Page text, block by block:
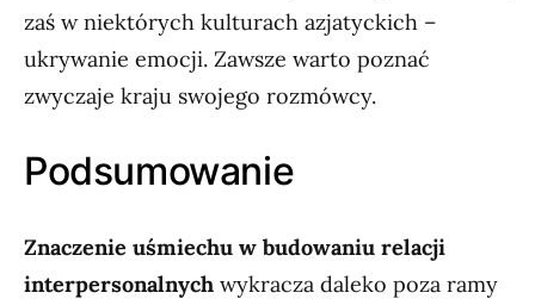
zaś w niektórych kulturach azjatyckich –
ukrywanie emocji. Zawsze warto poznać
zwyczaje kraju swojego rozmówcy.
Podsumowanie
Znaczenie uśmiechu w budowaniu relacji
interpersonalnych wykracza daleko poza ramy